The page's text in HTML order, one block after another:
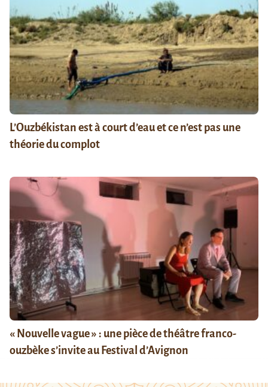
L’Ouzbékistan est à court d’eau et ce n’est pas une
théorie du complot
« Nouvelle vague » : une pièce de théâtre franco-
ouzbèke s’invite au Festival d’Avignon